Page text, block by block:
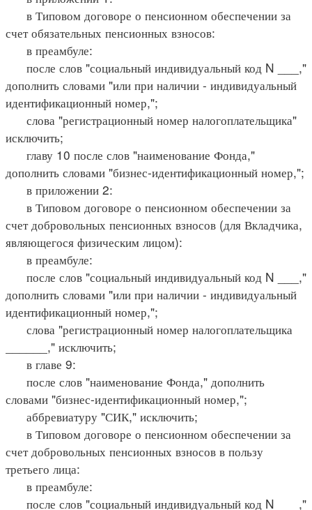
в Типовом договоре о пенсионном обеспечении за
счет обязательных пенсионных взносов:
в преамбуле:
после слов "социальный индивидуальный код N ___,"
дополнить словами "или при наличии - индивидуальный
идентификационный номер,";
слова "регистрационный номер налогоплательщика"
исключить;
главу 10 после слов "наименование Фонда,"
дополнить словами "бизнес-идентификационный номер,";
в приложении 2:
в Типовом договоре о пенсионном обеспечении за
счет добровольных пенсионных взносов (для Вкладчика,
являющегося физическим лицом):
в преамбуле:
после слов "социальный индивидуальный код N ___,"
дополнить словами "или при наличии - индивидуальный
идентификационный номер,";
слова "регистрационный номер налогоплательщика
______," исключить;
в главе 9:
после слов "наименование Фонда," дополнить
словами "бизнес-идентификационный номер,";
аббревиатуру "СИК," исключить;
в Типовом договоре о пенсионном обеспечении за
счет добровольных пенсионных взносов в пользу
третьего лица:
в преамбуле:
после слов "социальный индивидуальный код N ___,"